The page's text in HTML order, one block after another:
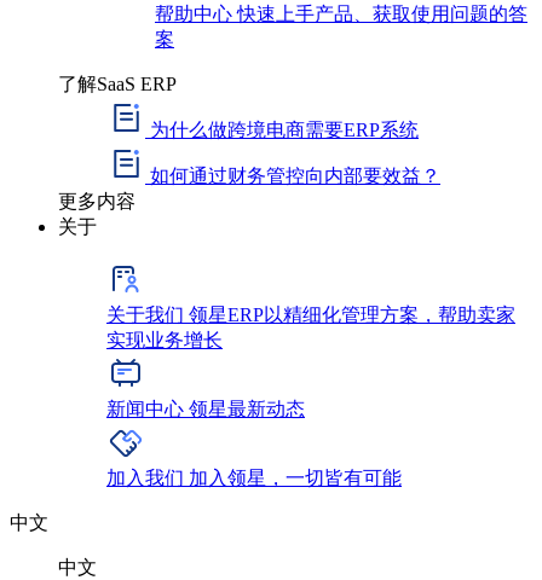
帮助中心快速上手产品、获取使用问题的答
案
了解SaaS ERP
为什么做跨境电商需要ERP系统
如何通过财务管控向内部要效益？
更多内容
关于
关于我们 领星ERP以精细化管理方案，帮助卖家
实现业务增长
新闻中心 领星最新动态
加入我们 加入领星，一切皆有可能
中文
中文